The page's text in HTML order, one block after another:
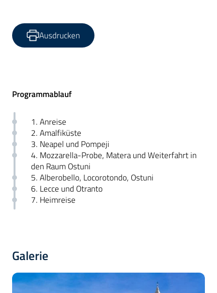
Ausdrucken
Programmablauf
1. Anreise
2. Amalfiküste
3. Neapel und Pompeji
4. Mozzarella-Probe, Matera und Weiterfahrt in
den Raum Ostuni
5. Alberobello, Locorotondo, Ostuni
6. Lecce und Otranto
7. Heimreise
Galerie